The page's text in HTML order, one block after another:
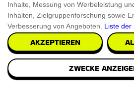
Inhalte, Messung von Werbeleistung
Inhalten, Zielgruppenforschung sowie
Verbesserung von Angeboten. Liste der
AKZEPTIEREN
ZWECKE